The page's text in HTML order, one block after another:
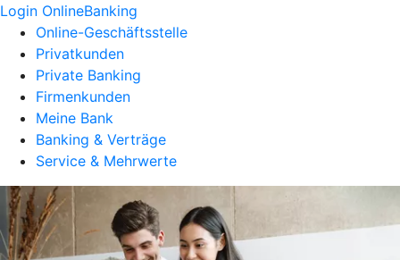
Login OnlineBanking
Online-Geschäftsstelle
Privatkunden
Private Banking
Firmenkunden
Meine Bank
Banking & Verträge
Service & Mehrwerte